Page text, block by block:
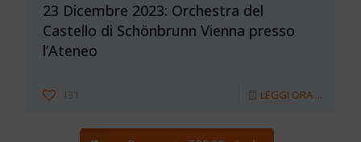
23 Dicembre 2023: Orchestra del
Castello di Schönbrunn Vienna presso
l’Ateneo
131 LEGGI ORA ...